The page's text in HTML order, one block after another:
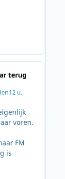
terug
12 u.
voren.
FM
is